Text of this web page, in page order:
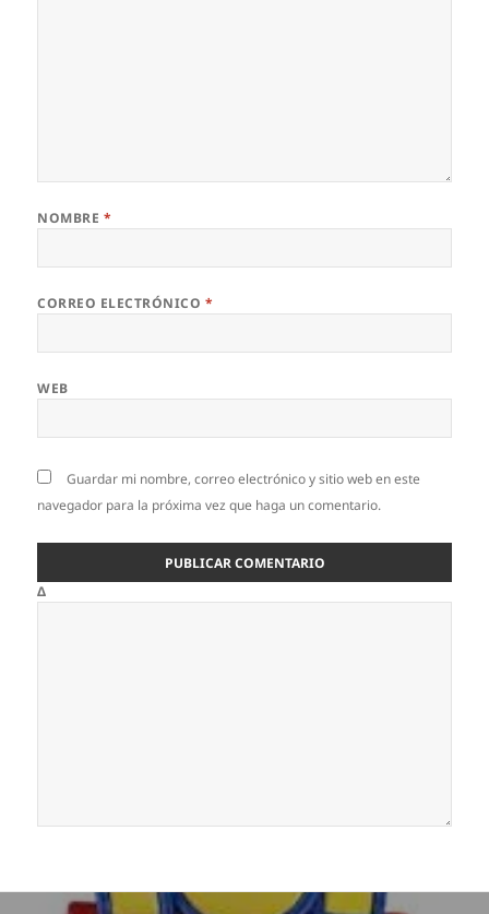
NOMBRE *
CORREO ELECTRÓNICO *
WEB
Guardar mi nombre, correo electrónico y sitio web en este
navegador para la próxima vez que haga un comentario.
Δ
Navegación